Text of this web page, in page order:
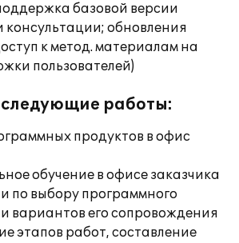
базовой версии
консультации; обновления
к метод. материалам на
пользователей)
работы:
продуктов в офис
обучение в офисе заказчика
по выбору программного
вариантов его сопровождения
этапов работ, составление